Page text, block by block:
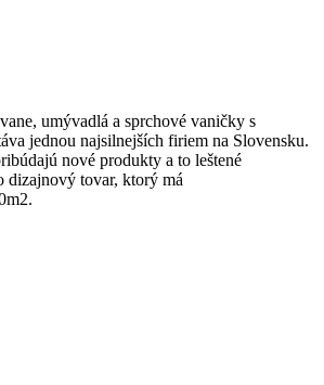
umývadlá a sprchové vaničky s
jednou najsilnejších firiem na Slovensku.
nové produkty a to leštené
dizajnový tovar, ktorý má